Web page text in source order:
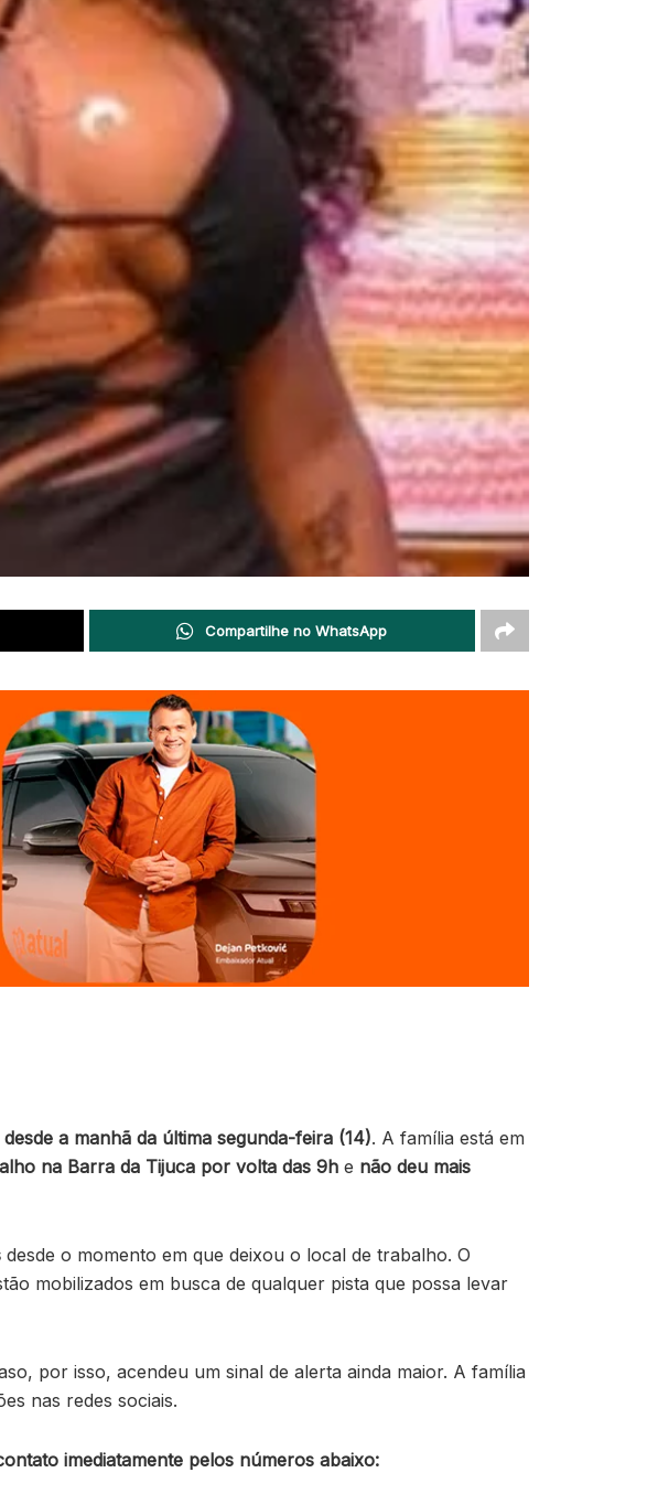
Compartilhe no WhatsApp
a manhã da última segunda-feira (14). A família está em
na Barra da Tijuca por volta das 9h e não deu mais
desde o momento em que deixou o local de trabalho. O
mobilizados em busca de qualquer pista que possa levar
por isso, acendeu um sinal de alerta ainda maior. A família
nas redes sociais.
imediatamente pelos números abaixo: